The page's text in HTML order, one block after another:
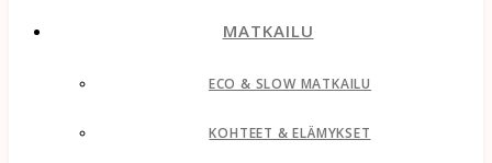
MATKAILU
ECO & SLOW MATKAILU
KOHTEET & ELÄMYKSET